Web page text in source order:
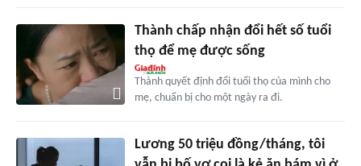
Thành chấp nhận đổi hết số tuổi
thọ để mẹ được sống
Thành quyết định đổi tuổi thọ của mình cho
mẹ, chuẩn bị cho một ngày ra đi.
Lương 50 triệu đồng/tháng, tôi